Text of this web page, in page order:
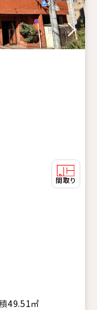
49.51㎡